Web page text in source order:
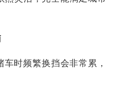
时频繁换挡会非常累，